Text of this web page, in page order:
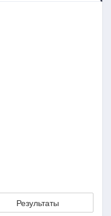
Результаты